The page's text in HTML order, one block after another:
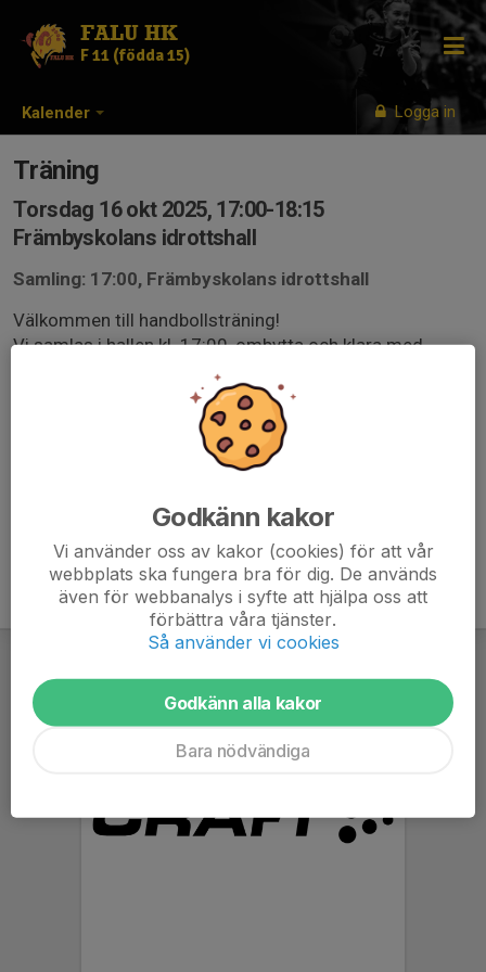
Kalender Logga in
FALU HK
F 11 (födda 15)
Träning
Torsdag 16 okt 2025, 17:00-18:15
Främbyskolans idrottshall
Samling: 17:00, Främbyskolans idrottshall
Välkommen till handbollsträning!
Vi samlas i hallen kl. 17:00, ombytta och klara med
inneskor, vattenflaska och gärna håret uppsatt. Det finns
möjlighet att duscha efter träningen för den som vill.
Godkänn kakor
Vi använder oss av kakor (cookies) för att vår
webbplats ska fungera bra för dig. De används
även för webbanalys i syfte att hjälpa oss att
förbättra våra tjänster.
Så använder vi cookies
Godkänn alla kakor
Bara nödvändiga